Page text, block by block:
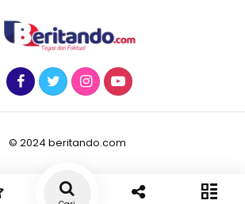
© 2024 beritando.com